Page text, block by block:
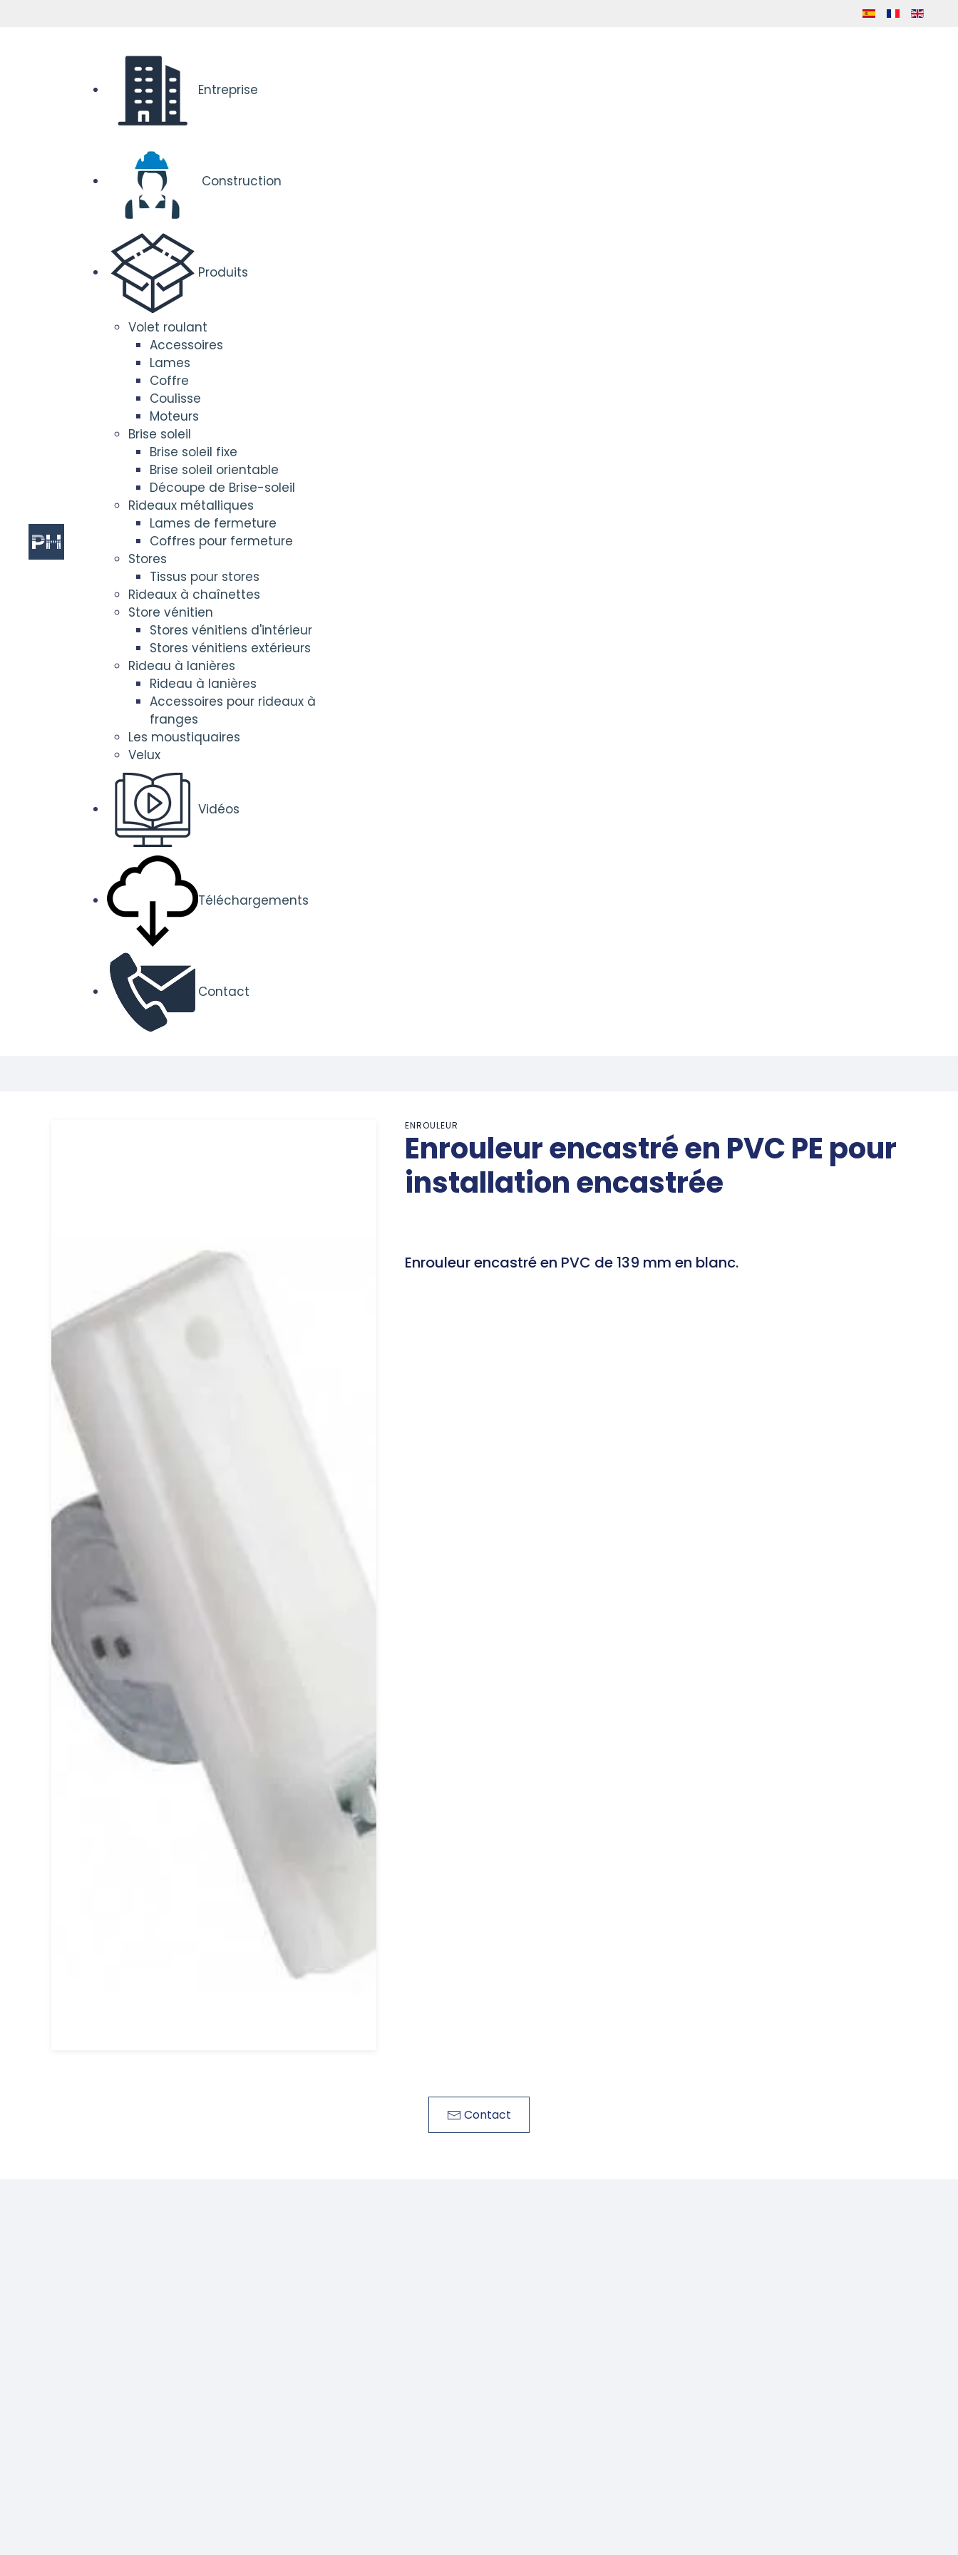
Entreprise
Construction
Produits
Volet roulant
Accessoires
Lames
Coffre
Coulisse
Moteurs
Brise soleil
Brise soleil fixe
Brise soleil orientable
Découpe de Brise-soleil
Rideaux métalliques
Lames de fermeture
Coffres pour fermeture
Stores
Tissus pour stores
Rideaux à chaînettes
Store vénitien
Stores vénitiens d'intérieur
Stores vénitiens extérieurs
Rideau à lanières
Rideau à lanières
Accessoires pour rideaux à
franges
Les moustiquaires
Velux
Vidéos
Téléchargements
Contact
ENROULEUR
Enrouleur encastré en PVC PE pour
installation encastrée
Enrouleur encastré en PVC de 139 mm en blanc.
Contact